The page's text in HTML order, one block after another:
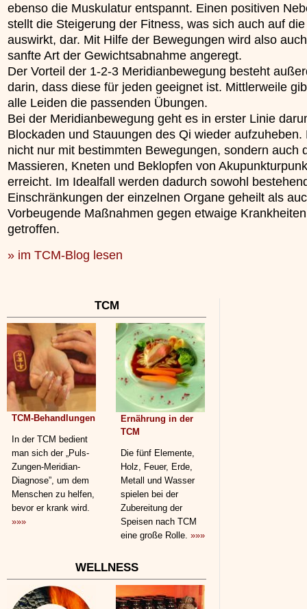
ebenso die Muskulatur entspannt. Einen positiven
stellt die Steigerung der Fitness, was sich auch auf
auswirkt, dar. Mit Hilfe der Bewegungen wird also
sanfte Art der Gewichtsabnahme angeregt.
Der Vorteil der 1-2-3 Meridianbewegung besteht
darin, dass diese für jeden geeignet ist. Mittlerweile
alle Leiden die passenden Übungen.
Bei der Meridianbewegung geht es in erster Linie
Blockaden und Stauungen des Qi wieder aufzuheben.
nicht nur mit bestimmten Bewegungen, sondern auch
Massieren, Kneten und Beklopfen von
erreicht. Im Idealfall werden dadurch sowohl
Einschränkungen der einzelnen Organe geheilt als
Vorbeugende Maßnahmen gegen etwaige Krankheiten
getroffen.
» im TCM-Blog lesen
TCM
TCM-Behandlungen
In der TCM bedient
man sich der „Puls-
Zungen-Meridian-
Diagnose”, um dem
Menschen zu helfen,
bevor er krank wird.
»»»
Ernährung in der
TCM
Die fünf Elemente,
Holz, Feuer, Erde,
Metall und Wasser
spielen bei der
Zubereitung der
Speisen nach TCM
eine große Rolle. »»»
WELLNESS